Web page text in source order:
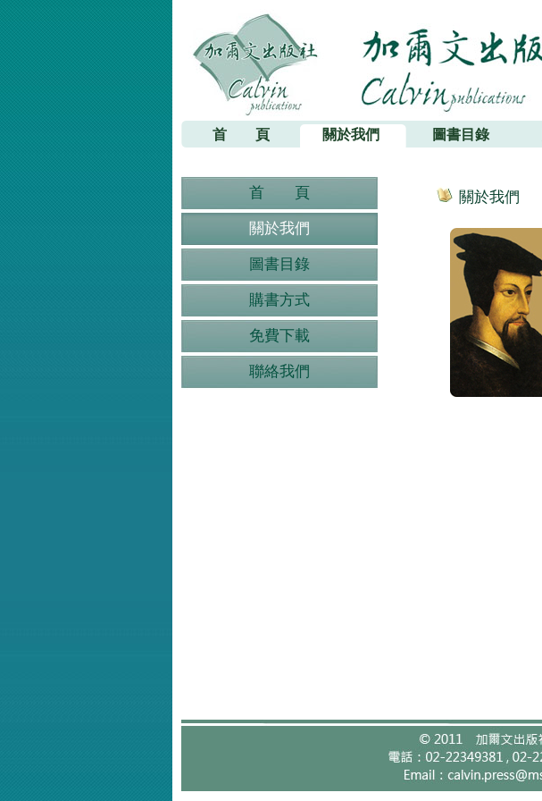
加爾文出版社
首 頁 關於我們 圖書目錄
首 頁
關於我們
圖書目錄
購書方式
免費下載
聯絡我們
關於我們